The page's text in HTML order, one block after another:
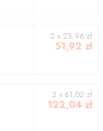
2 x 25,96 zł
51,92 zł
2 x 61,02 zł
122,04 zł